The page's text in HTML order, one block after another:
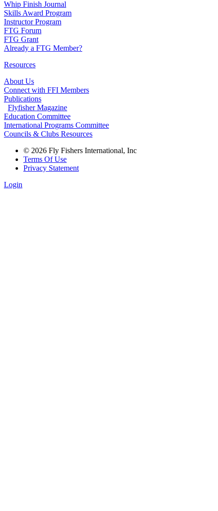
Whip Finish Journal
Skills Award Program
Instructor Program
FTG Forum
FTG Grant
Already a FTG Member?
Resources
About Us
Connect with FFI Members
Publications
Flyfisher Magazine
Education Committee
International Programs Committee
Councils & Clubs Resources
© 2026 Fly Fishers International, Inc
Terms Of Use
Privacy Statement
Login